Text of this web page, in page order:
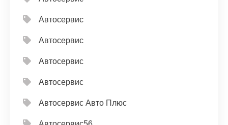
Автосервис
Автосервис
Автосервис
Автосервис
Автосервис Авто Плюс